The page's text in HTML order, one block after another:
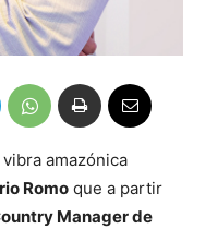
amazónica
Romo que a partir
Manager de